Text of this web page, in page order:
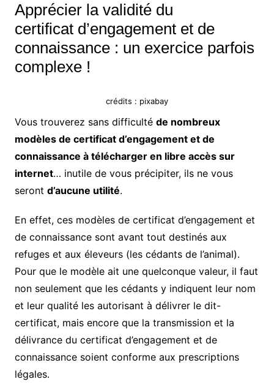
Apprécier la validité du
certificat d’engagement et de
connaissance : un exercice parfois
complexe !
crédits : pixabay
Vous trouverez sans difficulté de nombreux
modèles de certificat d’engagement et de
connaissance à télécharger en libre accès sur
internet… inutile de vous précipiter, ils ne vous
seront d’aucune utilité.
En effet, ces modèles de certificat d’engagement et
de connaissance sont avant tout destinés aux
refuges et aux éleveurs (les cédants de l’animal).
Pour que le modèle ait une quelconque valeur, il faut
non seulement que les cédants y indiquent leur nom
et leur qualité les autorisant à délivrer le dit-
certificat, mais encore que la transmission et la
délivrance du certificat d’engagement et de
connaissance soient conforme aux prescriptions
légales.